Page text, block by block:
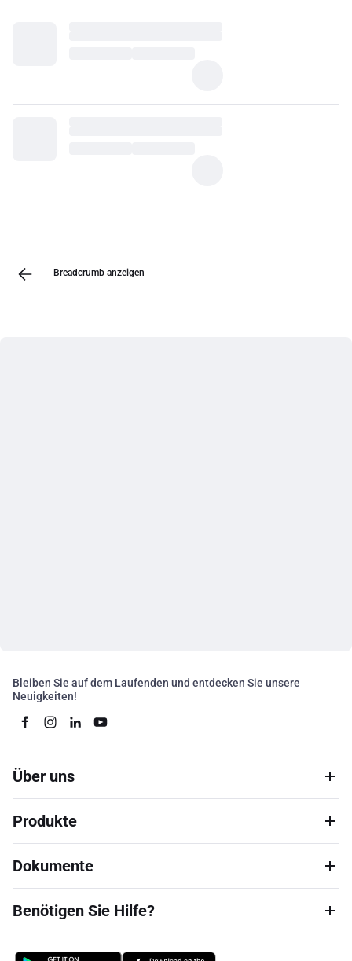
Breadcrumb anzeigen
Bleiben Sie auf dem Laufenden und entdecken Sie unsere
Neuigkeiten!
Über uns
Produkte
Dokumente
Benötigen Sie Hilfe?